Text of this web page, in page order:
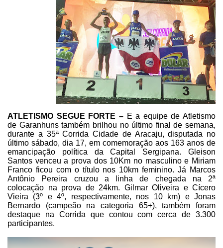
ATLETISMO SEGUE FORTE –E a equipe de Atletismo
de Garanhuns também brilhou no último final de semana,
durante a 35ª Corrida Cidade de Aracaju, disputada no
último sábado, dia 17, em comemoração aos 163 anos de
emancipação política da Capital Sergipana.
Gleison
Santos venceu a prova dos 10Km no masculino e Miriam
Franco ficou com o título nos 10km feminino. Já Marcos
Antônio Pereira cruzou a linha de chegada na 2ª
colocação na prova de 24km. Gilmar Oliveira e Cícero
Vieira (3º e 4º, respectivamente, nos 10 km) e Jonas
Bernardo (campeão na categoria 65+), também foram
destaque na Corrida que contou com cerca de 3.300
participantes.